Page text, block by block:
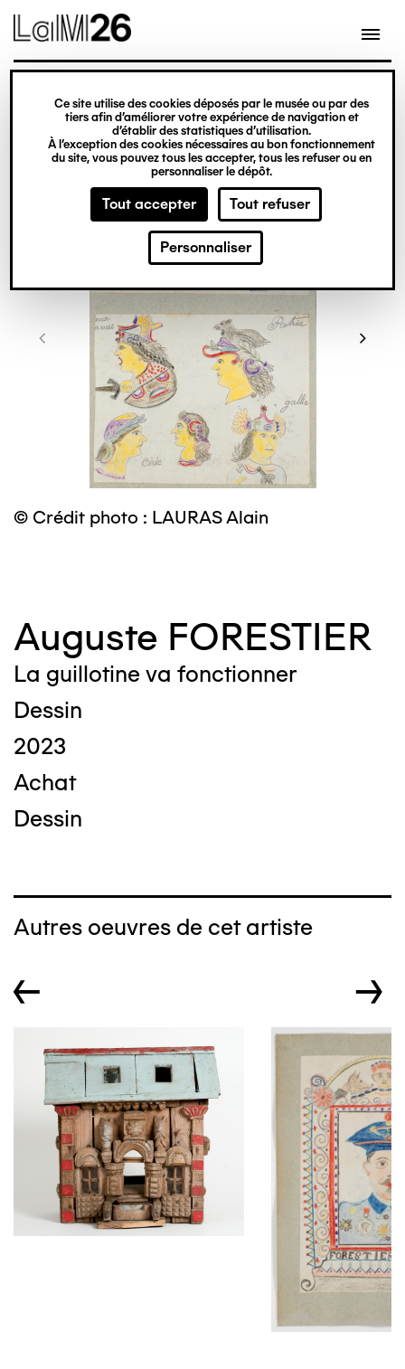
Gestion des cookies
Ce site utilise des cookies déposés par le musée ou par des
tiers afin d’améliorer votre expérience de navigation et
d’établir des statistiques d’utilisation.
À l’exception des cookies nécessaires au bon fonctionnement
du site, vous pouvez tous les accepter, tous les refuser ou en
personnaliser le dépôt.
Tout accepter Tout refuser
Personnaliser
contenu
© Crédit photo : LAURAS Alain
Auguste FORESTIER
La guillotine va fonctionner
Dessin
2023
Achat
Dessin
Autres oeuvres de cet artiste
← →